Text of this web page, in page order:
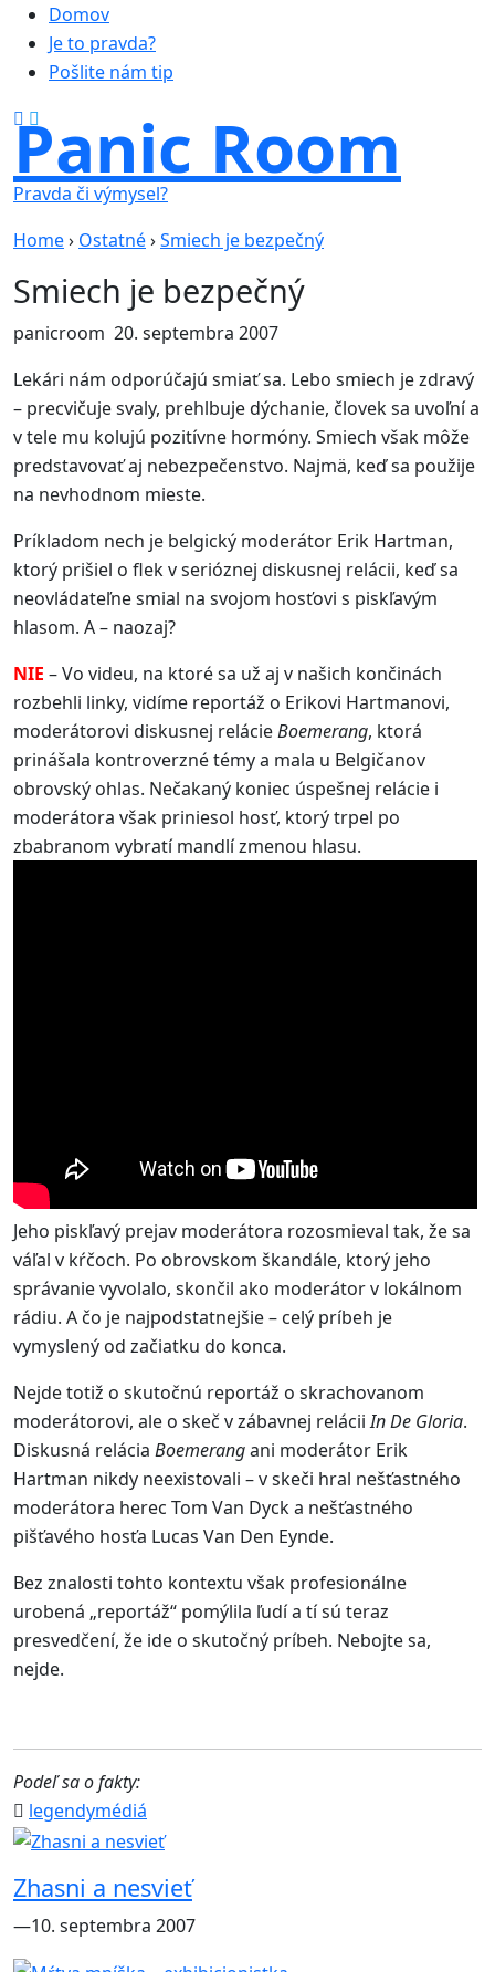
Domov
Je to pravda?
Pošlite nám tip
Panic Room
Pravda či výmysel?
Home› Ostatné›Smiech je bezpečný
Smiech je bezpečný
panicroom 20. septembra 2007
Lekári nám odporúčajú smiať sa. Lebo smiech je zdravý
– precvičuje svaly, prehlbuje dýchanie, človek sa uvoľní a
v tele mu kolujú pozitívne hormóny. Smiech však môže
predstavovať aj nebezpečenstvo. Najmä, keď sa použije
na nevhodnom mieste.
Príkladom nech je belgický moderátor Erik Hartman,
ktorý prišiel o flek v serióznej diskusnej relácii, keď sa
neovládateľne smial na svojom hosťovi s piskľavým
hlasom. A – naozaj?
NIE – Vo videu, na ktoré sa už aj v našich končinách
rozbehli linky, vidíme reportáž o Erikovi Hartmanovi,
moderátorovi diskusnej relácieBoemerang, ktorá
prinášala kontroverzné témy a mala u Belgičanov
obrovský ohlas. Nečakaný koniec úspešnej relácie i
moderátora však priniesol hosť, ktorý trpel po
zbabranom vybratí mandlí zmenou hlasu.
Jeho piskľavý prejav moderátora rozosmieval tak, že sa
váľal v kŕčoch. Po obrovskom škandále, ktorý jeho
správanie vyvolalo, skončil ako moderátor v lokálnom
rádiu. A čo je najpodstatnejšie – celý príbeh je
vymyslený od začiatku do konca.
Nejde totiž o skutočnú reportáž o skrachovanom
moderátorovi, ale o skeč v zábavnej reláciiIn De Gloria.
Diskusná relácia Boemerangani moderátor Erik
Hartman nikdy neexistovali – v skeči hral nešťastného
moderátora herec Tom Van Dyck a nešťastného
pišťavého hosťa Lucas Van Den Eynde.
Bez znalosti tohto kontextu však profesionálne
urobená „reportáž“ pomýlila ľudí a tí sú teraz
presvedčení, že ide o skutočný príbeh. Nebojte sa,
nejde.
Podeľ sa o fakty:
legendymédiá
Zhasni a nesvieť
―10. septembra 2007